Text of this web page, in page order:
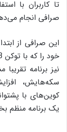
تا کاربران با
صرافی انجام
این صرافی از
نیز برنامه‌
سکه‌هایش،
کوین‌های با
یک برنامه منظم